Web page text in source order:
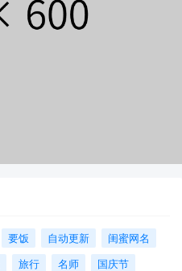
要饭 自动更新
闺蜜网名
旅行 名师
国庆节